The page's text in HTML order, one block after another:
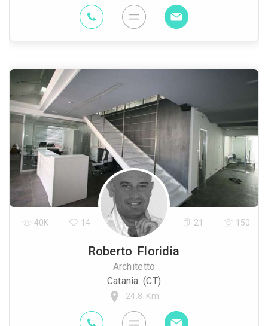
Roberto Floridia
Architetto
Catania (CT)
24.8 Km
40K 14 21 150